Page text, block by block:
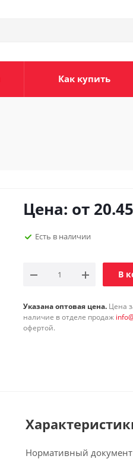
Как купить
Цена: от 20.45
Есть в наличии
В
Указана оптовая цена. Цена
наличие в отделе продаж
офертой.
Нормативный документ